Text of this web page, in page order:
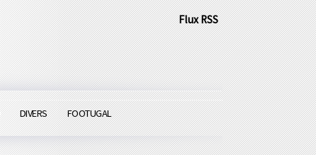
Flux RSS
DIVERS FOOTUGAL